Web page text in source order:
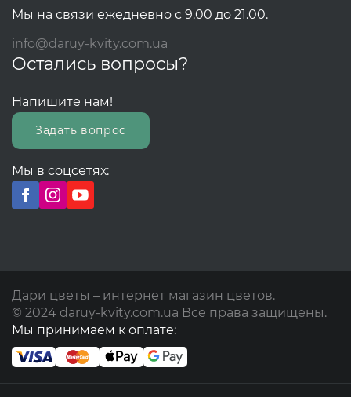
Мы на связи ежедневно с 9.00 до 21.00.
info@daruy-kvity.com.ua
Остались вопросы?
Напишите нам!
Задать вопрос
Мы в соцсетях:
Дари цветы – интернет магазин цветов.
© 2024 daruy-kvity.com.ua Все права защищены.
Мы принимаем к оплате: